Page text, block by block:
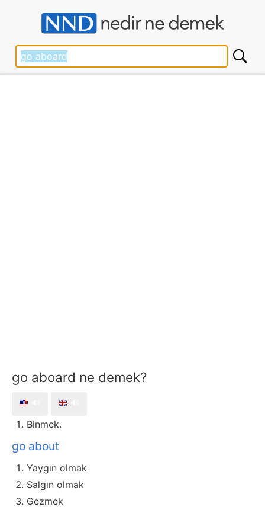
go aboard ne demek?
Binmek.
go about
Yaygın olmak
Salgın olmak
Gezmek